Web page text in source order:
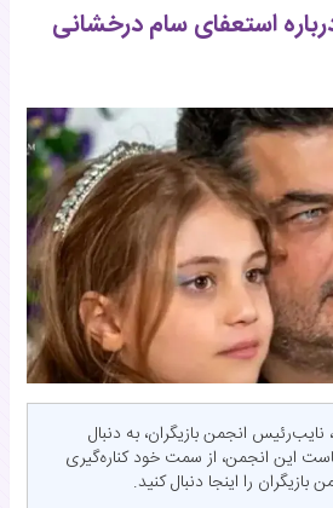
استعفای سام درخشانی
انجمن بازیگران، به دنبال
این انجمن، از سمت خود کناره‌گیری
را اینجا دنبال کنید.